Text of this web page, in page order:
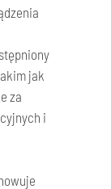
jak
za
i